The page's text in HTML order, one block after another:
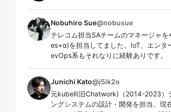
Nobuhiro Sue@nobusue
テレコム担当SAチームのマネージャ
es+α)を担当してました。IoT、エン
evOps系もそれなりに経験ありです。
Junichi Kato@j5ik2o
元kubell(旧Chatwork)（2014-2023）
ングシステムの設計・開発を担当。現